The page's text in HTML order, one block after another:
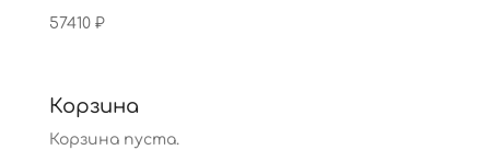
57410 ₽
Корзина
Корзина пуста.